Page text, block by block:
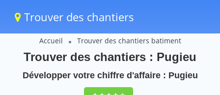
Trouver des chantiers
Accueil Trouver des chantiers batiment
Trouver des chantiers : Pugieu
Développer votre chiffre d'affaire : Pugieu